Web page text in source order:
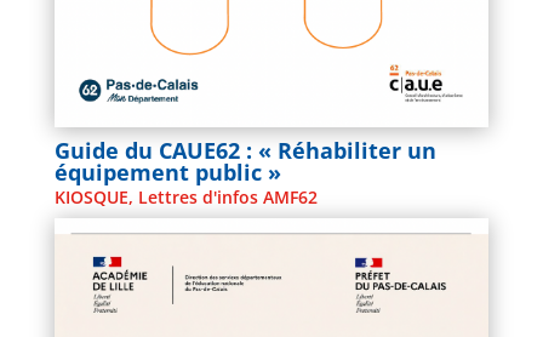
Guide du CAUE62 : « Réhabiliter un
équipement public »
KIOSQUE, Lettres d'infos AMF62